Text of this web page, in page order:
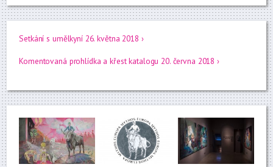
Setkání s umělkyní 26. května 2018 ›
Komentovaná prohlídka a křest katalogu 20. června 2018 ›